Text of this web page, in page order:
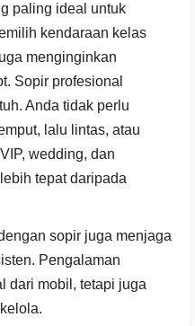
paling ideal untuk
kendaraan kelas
menginginkan
Sopir profesional
Anda tidak perlu
lalu lintas, atau
wedding, dan
tepat daripada
sopir juga menjaga
Pengalaman
dari mobil, tetapi juga